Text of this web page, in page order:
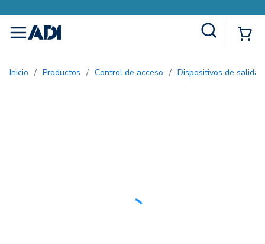
menu
Inicio / Productos / Control de acceso / Dispositivos de salida